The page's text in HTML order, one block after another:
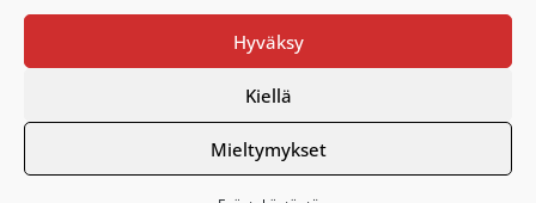
Hyväksy
Kiellä
Mieltymykset
Instagram